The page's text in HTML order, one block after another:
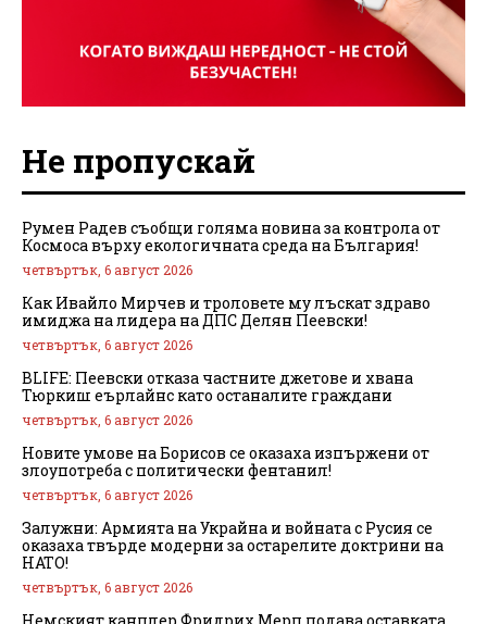
Не пропускай
Румен Радев съобщи голяма новина за контрола от
Космоса върху екологичната среда на България!
четвъртък, 6 август 2026
Как Ивайло Мирчев и троловете му лъскат здраво
имиджа на лидера на ДПС Делян Пеевски!
четвъртък, 6 август 2026
BLIFE: Пеевски отказа частните джетове и хвана
Тюркиш еърлайнс като останалите граждани
четвъртък, 6 август 2026
Новите умове на Борисов се оказаха изпържени от
злоупотреба с политически фентанил!
четвъртък, 6 август 2026
Залужни: Армията на Украйна и войната с Русия се
оказаха твърде модерни за остарелите доктрини на
НАТО!
четвъртък, 6 август 2026